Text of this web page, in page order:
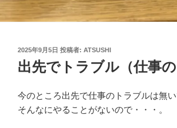
投
稿
日:
2025年9月5日 投稿者: ATSUSHI
出先でトラブル（仕事
今のところ出先で仕事のトラブルは無い
そんなにやることがないので・・・。